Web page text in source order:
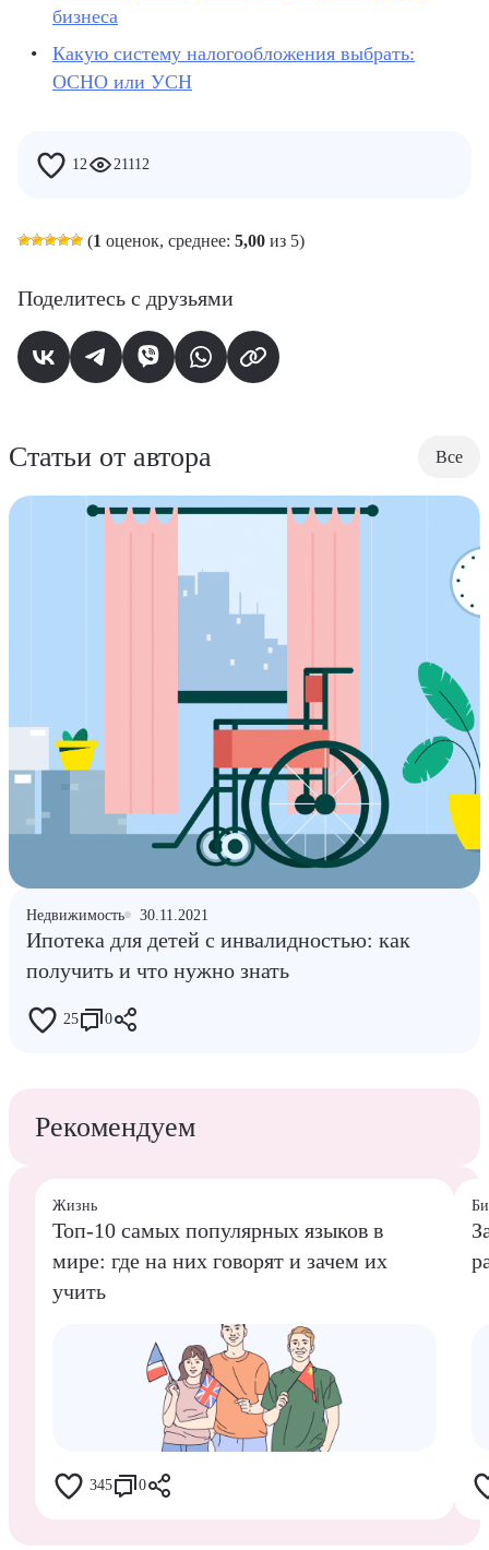
бизнеса
Какую систему налогообложения выбрать:
ОСНО или УСН
12 21112
(1 оценок, среднее: 5,00 из 5)
Поделитесь с друзьями
Статьи от автора Все
Недвижимость 30.11.2021
Ипотека для детей с инвалидностью: как
получить и что нужно знать
25 0
Рекомендуем
Жизнь
Топ-10 самых популярных языков в
мире: где на них говорят и зачем их
учить
345 0